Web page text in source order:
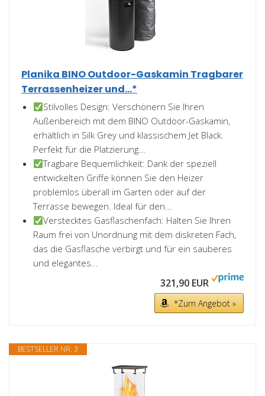
Planika BINO Outdoor-Gaskamin Tragbarer
Terrassenheizer und...*
Stilvolles Design: Verschönern Sie Ihren
Außenbereich mit dem BINO Outdoor-Gaskamin,
erhältlich in Silk Grey und klassischem Jet Black.
Perfekt für die Platzierung...
Tragbare Bequemlichkeit: Dank der speziell
entwickelten Griffe können Sie den Heizer
problemlos überall im Garten oder auf der
Terrasse bewegen. Ideal für den...
Verstecktes Gasflaschenfach: Halten Sie Ihren
Raum frei von Unordnung mit dem diskreten Fach,
das die Gasflasche verbirgt und für ein sauberes
und elegantes...
321,90 EUR
*Zum Angebot »
BESTSELLER NR. 3